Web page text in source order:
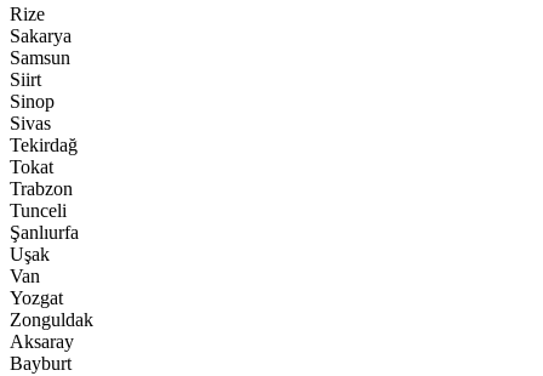
Rize
Sakarya
Samsun
Siirt
Sinop
Sivas
Tekirdağ
Tokat
Trabzon
Tunceli
Şanlıurfa
Uşak
Van
Yozgat
Zonguldak
Aksaray
Bayburt